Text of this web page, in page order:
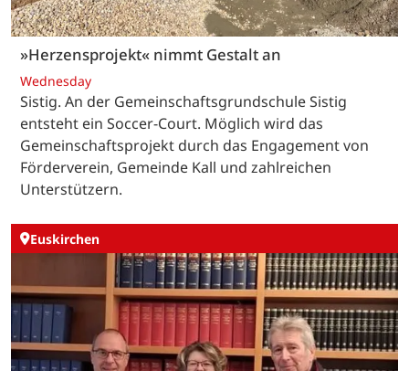
»Herzensprojekt« nimmt Gestalt an
Wednesday
Sistig. An der Gemeinschaftsgrundschule Sistig
entsteht ein Soccer-Court. Möglich wird das
Gemeinschaftsprojekt durch das Engagement von
Förderverein, Gemeinde Kall und zahlreichen
Unterstützern.
Euskirchen